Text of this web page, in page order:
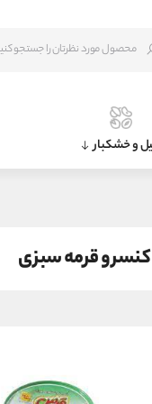
و خشکبار
کنسرو قرمه سبزی